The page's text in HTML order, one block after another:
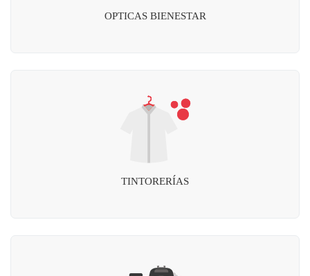
OPTICAS BIENESTAR
TINTORERÍAS